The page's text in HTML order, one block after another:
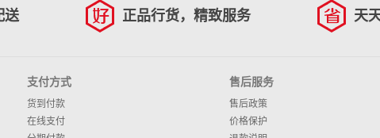
送 正品行货，精致服务 天
支付方式
货到付款
在线支付
售后服务
售后政策
价格保护